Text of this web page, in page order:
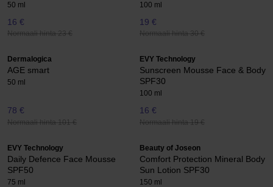
50 ml
16 €
Normaali hinta 23 €
100 ml
19 €
Normaali hinta 30 €
Dermalogica
AGE smart
50 ml
78 €
Normaali hinta 101 €
EVY Technology
Sunscreen Mousse Face & Body
SPF30
100 ml
16 €
Normaali hinta 19 €
EVY Technology
Daily Defence Face Mousse
SPF50
75 ml
Beauty of Joseon
Comfort Protection Mineral Body
Sun Lotion SPF30
150 ml